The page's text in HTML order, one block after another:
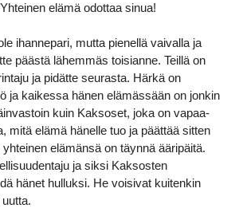
elämä odottaa sinua!
ihannepari, mutta pienellä vaivalla ja
päästä lähemmäs toisianne. Teillä on
ja pidätte seurasta. Härkä on
ja kaikessa hänen elämässään on jonkin
kuin Kaksoset, joka on vapaa-
mitä elämä hänelle tuo ja päättää sitten
elämänsä on täynnä ääripäitä.
ja siksi Kaksosten
hänet hulluksi. He voisivat kuitenkin